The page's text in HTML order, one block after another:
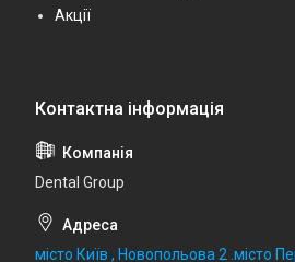
Акції
Dental Group
місто Київ , Новопольова 2 .місто